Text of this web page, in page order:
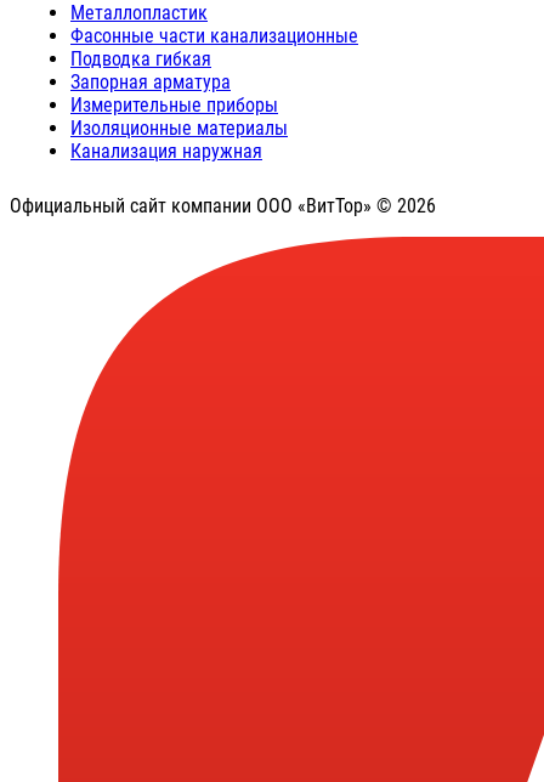
Металлопластик
Фасонные части канализационные
Подводка гибкая
Запорная арматура
Измерительные приборы
Изоляционные материалы
Канализация наружная
Официальный сайт компании ООО «ВитТор» © 2026